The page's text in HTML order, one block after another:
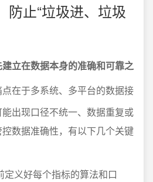
防止“垃圾进、垃圾
立在数据本身的准确和可靠之
在于多系统、多平台的数据接
出现口径不统一、数据重复或
数据准确性，有以下几个关键
义好每个指标的算法和口